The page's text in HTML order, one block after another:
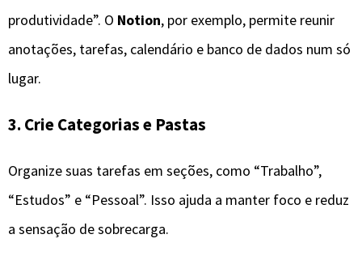
produtividade”. O Notion, por exemplo, permite reunir
anotações, tarefas, calendário e banco de dados num só
lugar.
3. Crie Categorias e Pastas
Organize suas tarefas em seções, como “Trabalho”,
“Estudos” e “Pessoal”. Isso ajuda a manter foco e reduz
a sensação de sobrecarga.